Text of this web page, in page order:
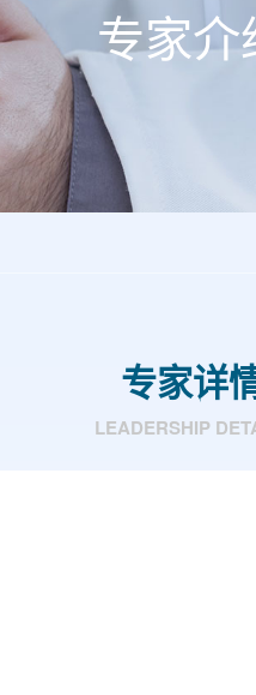
专家介
专家详
LEADERSHIP